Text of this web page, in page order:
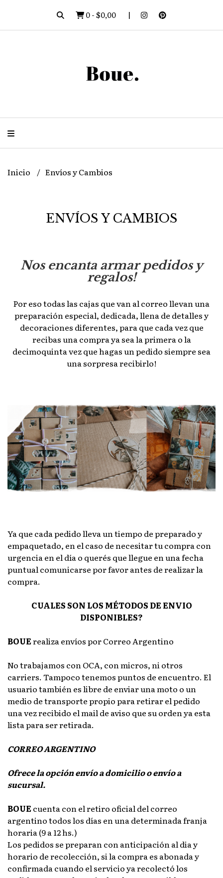
0-$0,00
Inicio Envíos y Cambios
ENVÍOS Y CAMBIOS
Nos encanta armar pedidos y
regalos!
Por eso todas las cajas que van al correo llevan una
preparación especial, dedicada, llena de detalles y
decoraciones diferentes, para que cada vez que
recibas una compra ya sea la primera o la
decimoquinta vez que hagas un pedido siempre sea
una sorpresa recibirlo!
Ya que cada pedido lleva un tiempo de preparado y
empaquetado, en el caso de necesitar tu compra con
urgencia en el día o querés que llegue en una fecha
puntual comunicarse por favor antes de realizar la
compra.
CUALES SON LOS MÉTODOS DE ENVIO
DISPONIBLES?
BOUErealiza envíos por Correo Argentino
No trabajamos con OCA, con micros, ni otros
carriers. Tampoco tenemos puntos de encuentro. El
usuario también es libre de enviar una moto o un
medio de transporte propio para retirar el pedido
una vez recibido el mail de aviso que su orden ya esta
lista para ser retirada.
CORREO ARGENTINO
Ofrece la opción envío a domicilio o envío a
sucursal.
BOUEcuenta con el retiro oficial del correo
argentino todos los días en una determinada franja
horaria (9 a 12 hs.)
Los pedidos se preparan con anticipación al dia y
horario de recolección, si la compra es abonada y
confirmada cuando el servicio ya recolectó los